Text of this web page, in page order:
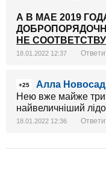
А В МАЕ 2019
НЕ
18.01.2022 12:37
+25
Алла Новосад
Нею вже майже три
найвеличніший
18.01.2022 12:36